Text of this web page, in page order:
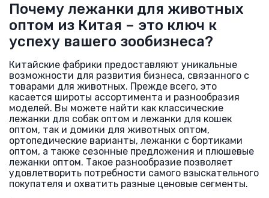
Почему лежанки для животных
оптом из Китая – это ключ к
успеху вашего зообизнеса?
Китайские фабрики предоставляют уникальные
возможности для развития бизнеса, связанного с
товарами для животных. Прежде всего, это
касается широты ассортимента и разнообразия
моделей. Вы можете найти как классические
лежанки для собак оптом и лежанки для кошек
оптом, так и домики для животных оптом,
ортопедические варианты, лежанки с бортиками
оптом, а также сезонные предложения и плюшевые
лежанки оптом. Такое разнообразие позволяет
удовлетворить потребности самого взыскательного
покупателя и охватить разные ценовые сегменты.